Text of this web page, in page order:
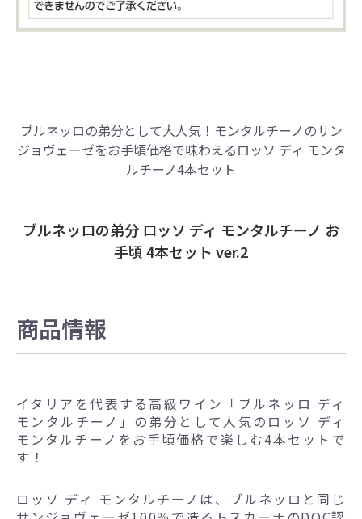
ブルネッロの弟分として大人気！ モンタルチーノのサン
ジョヴェーゼをお手頃価格で味わえるロッソ ディ モンタ
ルチーノ4本セット
ブルネッロの弟分 ロッソ ディ モンタルチーノ お
手頃 4本セット ver.2
商品情報
イタリアを代表する高級ワイン「ブルネッロ ディ
モンタルチーノ」の弟分として人気のロッソ ディ
モンタルチーノをお手頃価格で楽しむ4本セットで
す！
ロッソ ディ モンタルチーノは、ブルネッロと同じ